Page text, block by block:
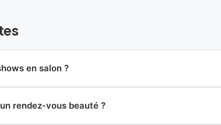
en salon ?
rendez-vous beauté ?